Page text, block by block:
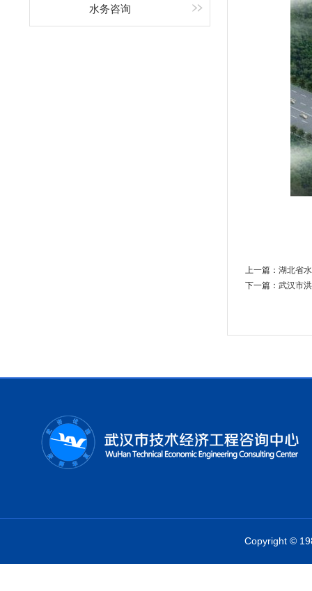
水务咨询
上一篇： 湖北省
下一篇： 武汉市
Copyright ©